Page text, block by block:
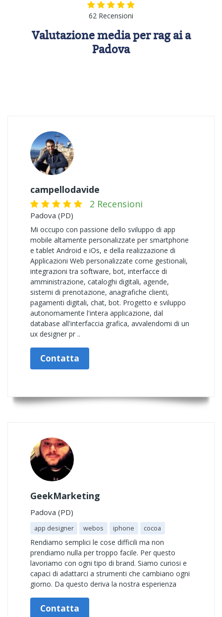
62 Recensioni
Valutazione media per rag ai a
Padova
campellodavide
2 Recensioni
Padova (PD)
Mi occupo con passione dello sviluppo di app
mobile altamente personalizzate per smartphone
e tablet Android e iOs, e della realizzazione di
Applicazioni Web personalizzate come gestionali,
integrazioni tra software, bot, interfacce di
amministrazione, cataloghi digitali, agende,
sistemi di prenotazione, anagrafiche clienti,
pagamenti digitali, chat, bot. Progetto e sviluppo
autonomamente l'intera applicazione, dal
database all'interfaccia grafica, avvalendomi di un
ux designer pr ..
Contatta
GeekMarketing
Padova (PD)
app designer webos iphone cocoa
Rendiamo semplici le cose difficili ma non
prendiamo nulla per troppo facile. Per questo
lavoriamo con ogni tipo di brand. Siamo curiosi e
capaci di adattarci a strumenti che cambiano ogni
giorno. Da questo deriva la nostra esperienza
Contatta